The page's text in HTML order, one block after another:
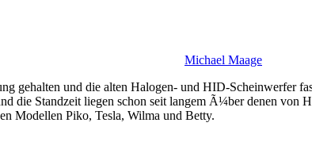
Michael Maage
und die alten Halogen- und HID-Scheinwerfer
die Standzeit liegen schon seit langem Ã¼ber denen von
Modellen Piko, Tesla, Wilma und Betty.